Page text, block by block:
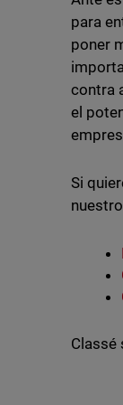
para
poner
contra
el
Si
Classé